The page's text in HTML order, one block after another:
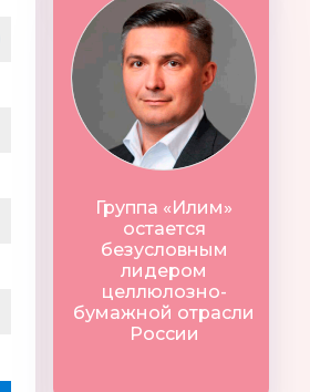
Группа «Илим»
остается
безусловным
лидером
целлюлозно-
бумажной отрасли
России